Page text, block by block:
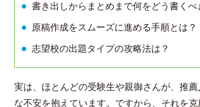
書き出しからまとめまで何をどう書くべ
原稿作成をスムーズに進める手順とは？
志望校の出題タイプの攻略法は？
実は、ほとんどの受験生や親御さんが、推
な不安を抱えています。ですから、それを